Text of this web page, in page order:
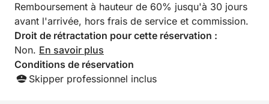
Remboursement à hauteur de 60% jusqu'à 30 jours
avant l'arrivée, hors frais de service et commission.
Droit de rétractation pour cette réservation :
Non. En savoir plus
Conditions de réservation
Skipper professionnel inclus